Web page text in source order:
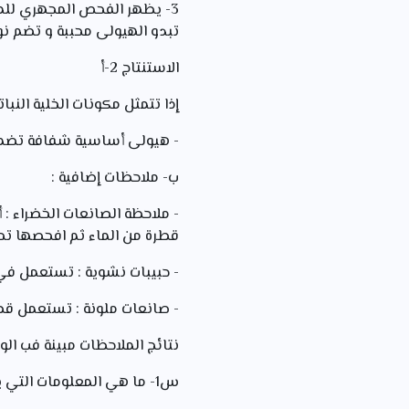
3- يظهر الفحص المجهري
تبدو الهيولى محببة و تضم
الاستنتاج 2-أ
إذا تتمثل مكونات الخلية
- هيولى أساسية شفافة تضم
ب- ملاحظات إضافية :
- ملاحظة الصانعات
قطرة من الماء ثم افحصها
- حبيبات نشوية : تستعمل
- صانعات ملونة : تستعمل
نتائج الملاحظات مبينة فب
س1- ما هي المعلومات التي يمكن استخراجها من ملاحظة الوثيقة 1 ؟